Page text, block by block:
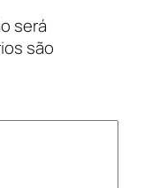
será
são